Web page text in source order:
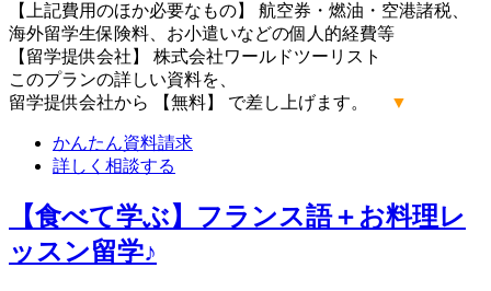
【上記費用のほか必要なもの】 航空券・燃油・空港諸税、
海外留学生保険料、お小遣いなどの個人的経費等
【留学提供会社】 株式会社ワールドツーリスト
このプランの詳しい資料を、
留学提供会社から 【無料】 で差し上げます。
▼
かんたん資料請求
詳しく 相談する
【食べて学ぶ】フランス語＋お料理レ
ッスン留学♪